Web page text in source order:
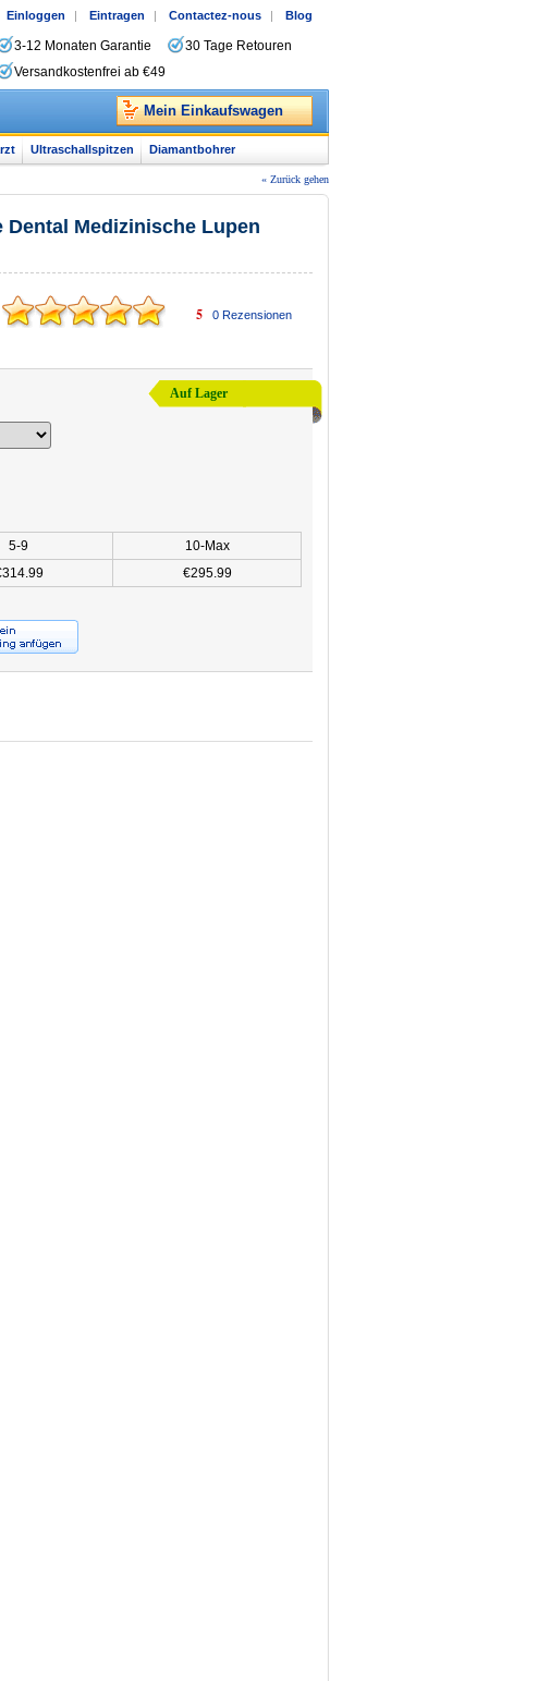
Einloggen | Eintragen | Contactez-nous | Blog
3-12 Monaten Garantie
30 Tage Retouren
Versandkostenfrei ab €49
Mein Einkaufswagen
Ultraschallspitzen Diamantbohrer
« Zurück gehen
Dental Medizinische Lupen
5 0Rezensionen
Auf Lager
5-9
10-Max
€295.99